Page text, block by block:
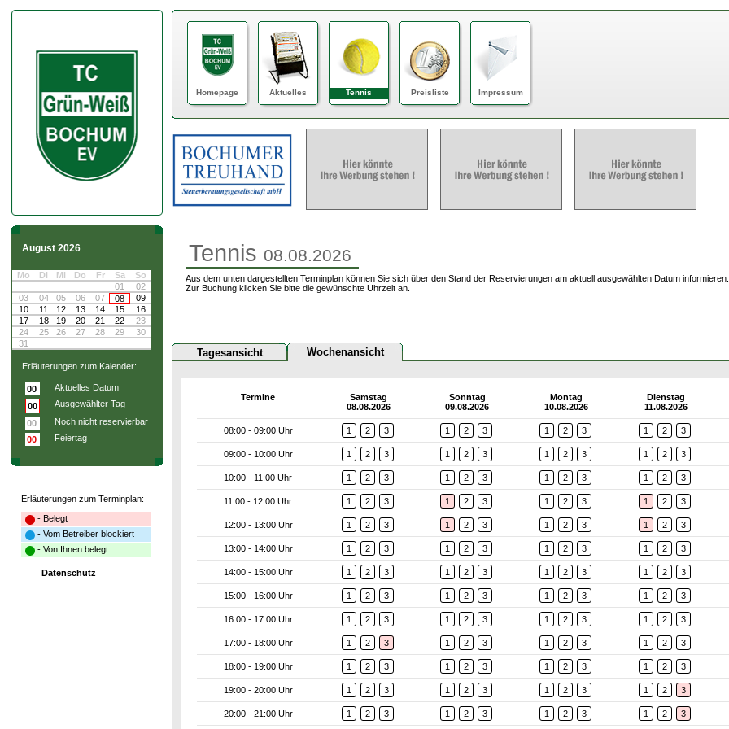
August 2026
Mo Di Mi Do Fr Sa
So
01
02
03
04 05 06 07 08
09
10
11 12 13 14 15
16
17
18 19 20 21 22
23
24
25 26 27 28 29
30
31
Erläuterungen zum Kalender:
00
Aktuelles Datum
00
Ausgewählter Tag
00
Noch nicht reservierbar
00
Feiertag
Erläuterungen zum Terminplan:
- Belegt
- Vom Betreiber blockiert
- Von Ihnen belegt
Datenschutz
Homepage Aktuelles Tennis Preisliste Impressum
Tennis 08.08.2026
Aus dem unten dargestellten Terminplan können Sie sich über den Stand der Reservierungen am aktuell ausgewählten Datum informieren.
Zur Buchung klicken Sie bitte die gewünschte Uhrzeit an.
Tagesansicht Wochenansicht
Termine
Samstag
08.08.2026
Sonntag
09.08.2026
Montag
10.08.2026
Dienstag
11.08.2026
08:00 - 09:00 Uhr 1 2 3 1 2 3 1 2 3 1 2 3
09:00 - 10:00 Uhr 1 2 3 1 2 3 1 2 3 1 2 3
10:00 - 11:00 Uhr 1 2 3 1 2 3 1 2 3 1 2 3
11:00 - 12:00 Uhr 1 2 3 1 2 3 1 2 3 1 2 3
12:00 - 13:00 Uhr 1 2 3 1 2 3 1 2 3 1 2 3
13:00 - 14:00 Uhr 1 2 3 1 2 3 1 2 3 1 2 3
14:00 - 15:00 Uhr 1 2 3 1 2 3 1 2 3 1 2 3
15:00 - 16:00 Uhr 1 2 3 1 2 3 1 2 3 1 2 3
16:00 - 17:00 Uhr 1 2 3 1 2 3 1 2 3 1 2 3
17:00 - 18:00 Uhr 1 2 3 1 2 3 1 2 3 1 2 3
18:00 - 19:00 Uhr 1 2 3 1 2 3 1 2 3 1 2 3
19:00 - 20:00 Uhr 1 2 3 1 2 3 1 2 3 1 2 3
20:00 - 21:00 Uhr 1 2 3 1 2 3 1 2 3 1 2 3